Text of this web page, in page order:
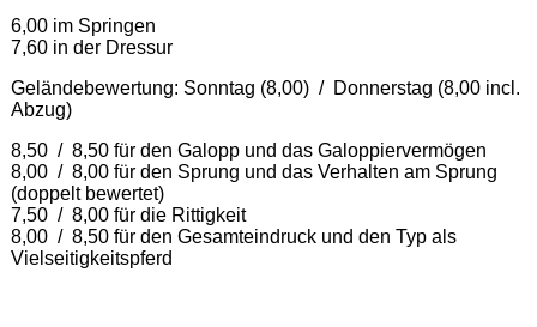
6,00 im Springen
7,60 in der Dressur
Geländebewertung: Sonntag (8,00) / Donnerstag (8,00 incl.
Abzug)
8,50 / 8,50 für den Galopp und das Galoppiervermögen
8,00 / 8,00 für den Sprung und das Verhalten am Sprung
(doppelt bewertet)
7,50 / 8,00 für die Rittigkeit
8,00 / 8,50 für den Gesamteindruck und den Typ als
Vielseitigkeitspferd